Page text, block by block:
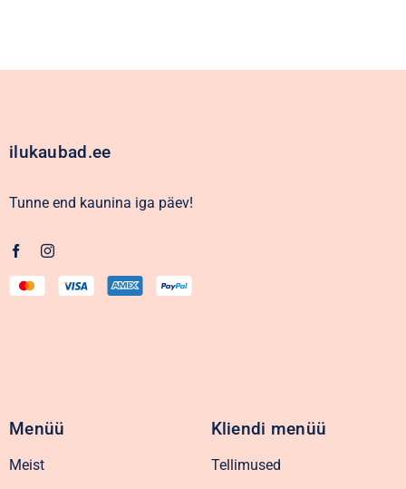
ilukaubad.ee
Tunne end kaunina iga päev!
Menüü
Meist
Kliendi menüü
Tellimused